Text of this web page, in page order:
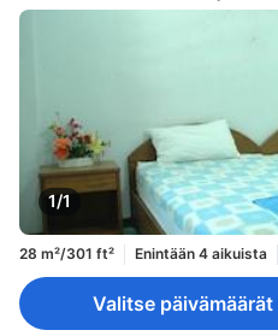
1/1
28 m²/301 ft² Enintään 4 aikuista
Valitse